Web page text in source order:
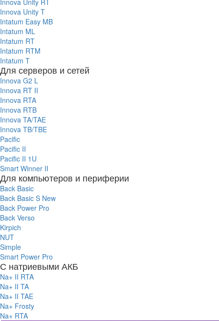
Innova Unity T
Intatum Easy MB
Intatum ML
Intatum RT
Intatum RTM
Intatum T
Для серверов и сетей
Innova G2 L
Innova RT II
Innova RTA
Innova RTB
Innova TA/TAE
Innova TB/TBE
Pacific
Pacific II
Pacific II 1U
Smart Winner II
Для компьютеров и периферии
Back Basic
Back Basic S New
Back Power Pro
Back Verso
Kirpich
NUT
Simple
Smart Power Pro
С натриевыми АКБ
Na+ II RTA
Na+ II TA
Na+ II TAE
Na+ Frosty
Na+ RTA